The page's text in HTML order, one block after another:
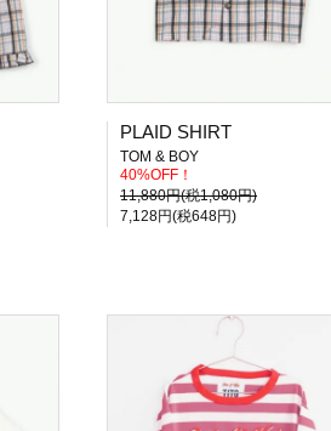
PLAID SHIRT
TOM & BOY
40%OFF！
11,880円(税1,080円)
7,128円(税648円)